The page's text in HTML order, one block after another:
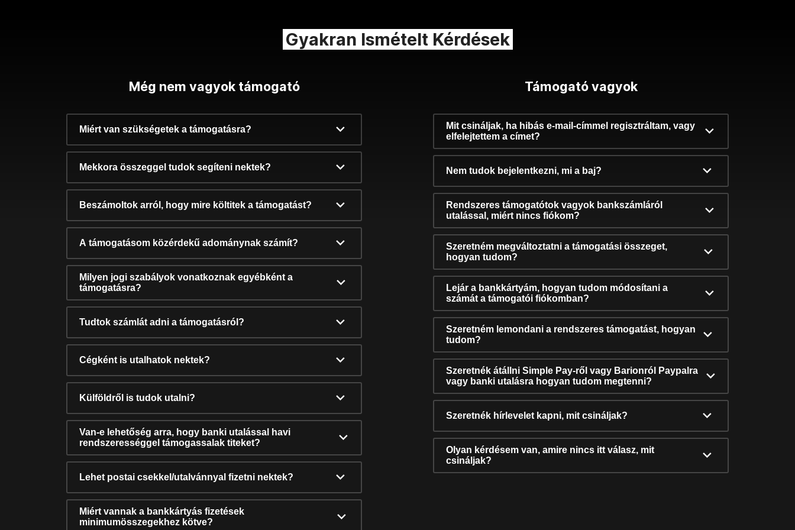
Gyakran Ismételt Kérdések
Még nem vagyok támogató
Miért van szükségetek a támogatásra?
Mekkora összeggel tudok segíteni nektek?
Beszámoltok arról, hogy mire költitek a támogatást?
A támogatásom közérdekű adománynak számít?
Milyen jogi szabályok vonatkoznak egyébként a
támogatásra?
Tudtok számlát adni a támogatásról?
Cégként is utalhatok nektek?
Külföldről is tudok utalni?
Van-e lehetőség arra, hogy banki utalással havi
rendszerességgel támogassalak titeket?
Lehet postai csekkel/utalvánnyal fizetni nektek?
Miért vannak a bankkártyás fizetések
minimumösszegekhez kötve?
Támogató vagyok
Mit csináljak, ha hibás e-mail-címmel regisztráltam, vagy
elfelejtettem a címet?
Nem tudok bejelentkezni, mi a baj?
Rendszeres támogatótok vagyok bankszámláról
utalással, miért nincs fiókom?
Szeretném megváltoztatni a támogatási összeget,
hogyan tudom?
Lejár a bankkártyám, hogyan tudom módosítani a
számát a támogatói fiókomban?
Szeretném lemondani a rendszeres támogatást, hogyan
tudom?
Szeretnék átállni Simple Pay-ről vagy Barionról Paypalra
vagy banki utalásra hogyan tudom megtenni?
Szeretnék hírlevelet kapni, mit csináljak?
Olyan kérdésem van, amire nincs itt válasz, mit
csináljak?